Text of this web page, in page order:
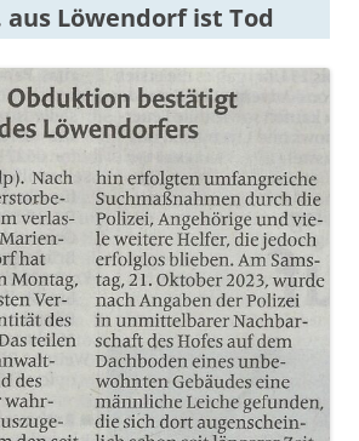
aus Löwendorf ist Tod